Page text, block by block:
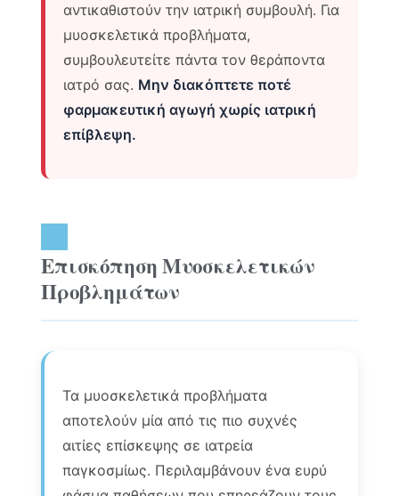
αντικαθιστούν την ιατρική συμβουλή. Για
μυοσκελετικά προβλήματα,
συμβουλευτείτε πάντα τον θεράποντα
ιατρό σας. Μην διακόπτετε ποτέ
φαρμακευτική αγωγή χωρίς ιατρική
επίβλεψη.
Επισκόπηση Μυοσκελετικών
Προβλημάτων
Τα μυοσκελετικά προβλήματα
αποτελούν μία από τις πιο συχνές
αιτίες επίσκεψης σε ιατρεία
παγκοσμίως. Περιλαμβάνουν ένα ευρύ